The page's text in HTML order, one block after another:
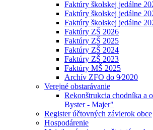
Faktúry školskej jedálne
Faktúry školskej jedálne
Faktúry školskej jedálne
Faktúry ZŠ 2026
Faktúry ZŠ 2025
Faktúry ZŠ 2024
Faktúry ZŠ 2023
Faktúry MŠ 2025
Archív ZFO do 9⁄2020
Verejné obstarávanie
Rekonštrukcia chodníka a
Byster - Majer"
Register účtovných závierok obce
Hospodárenie